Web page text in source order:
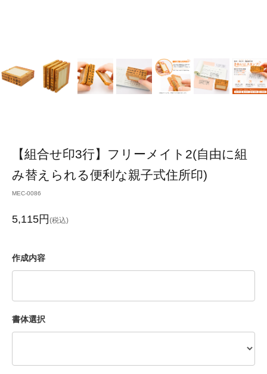
【組合せ印3行】フリーメイト2(自由に組
み替えられる便利な親子式住所印)
MEC-0086
5,115円 (税込)
作成内容
書体選択